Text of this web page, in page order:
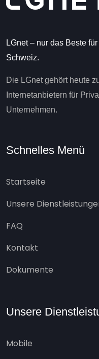
LGnet – nur das Beste
Schweiz.
Die LGnet gehört heute
Internetanbietern für
Unternehmen.
Schnelles Menü
Startseite
Unsere
FAQ
Kontakt
Dokumente
Unsere
Mobile